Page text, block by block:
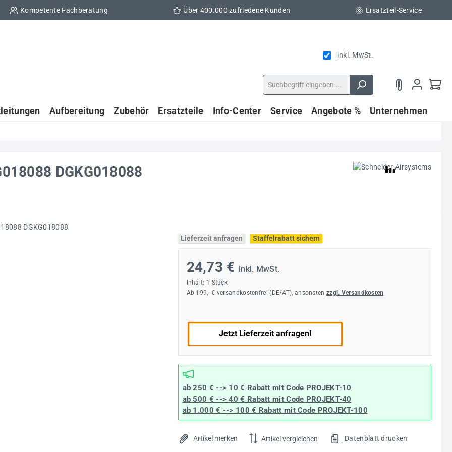
Kompetente Fachberatung Über 400.000 zufriedene Kunden Ersatzteil-Service
inkl. MwSt.
Aufbereitung Zubehör Ersatzteile Info-Center Service Angebote % Unternehmen
DGKG018088
Lieferzeit anfragen
Staffelrabatt sichern
24,73 € inkl. MwSt.
Inhalt: 1 Stück
Ab 199,- € versandkostenfrei (DE/AT), ansonsten zzgl. Versandkosten
Jetzt Lieferzeit anfragen!
ab 250 € --> 10 € Rabatt mit Code PROJEKT-10
ab 500 € --> 40 € Rabattmit Code PROJEKT-40
ab 1.000 € --> 100 € Rabatt mit Code PROJEKT-100
Artikel merken Artikel vergleichen . Datenblatt drucken